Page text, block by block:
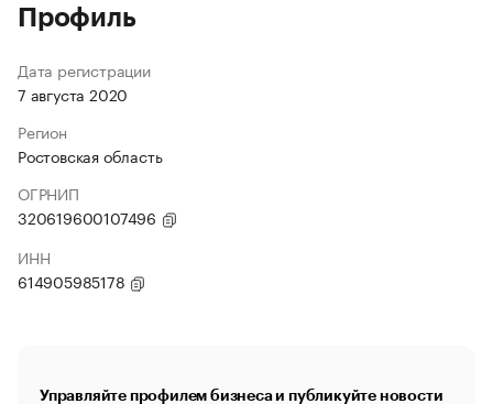
Профиль
Дата регистрации
7 августа 2020
Регион
Ростовская область
ОГРНИП
320619600107496
ИНН
614905985178
Управляйте профилем бизнеса и публикуйте новости